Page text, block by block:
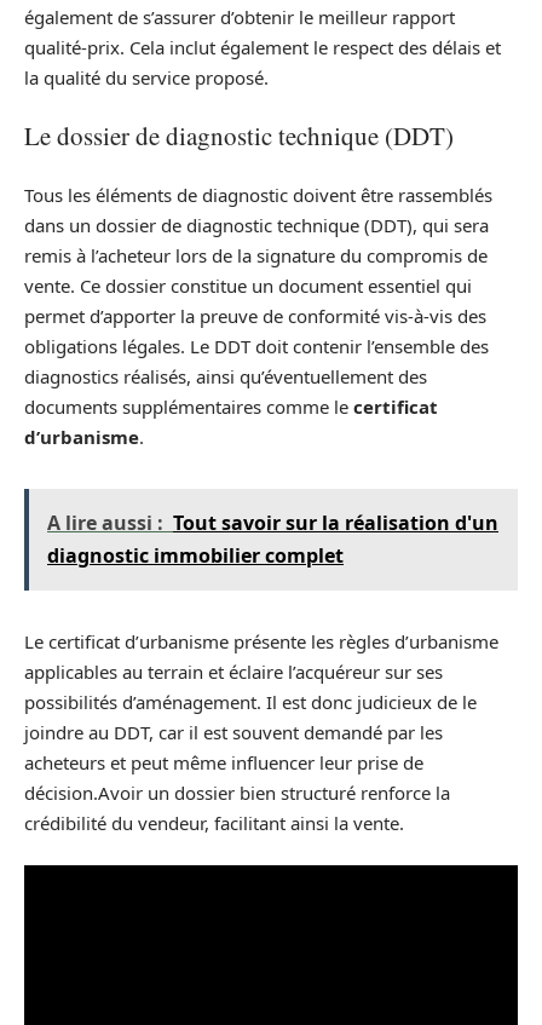
également de s’assurer d’obtenir le meilleur rapport
qualité-prix. Cela inclut également le respect des délais et
la qualité du service proposé.
Le dossier de diagnostic technique (DDT)
Tous les éléments de diagnostic doivent être rassemblés
dans un dossier de diagnostic technique (DDT), qui sera
remis à l’acheteur lors de la signature du compromis de
vente. Ce dossier constitue un document essentiel qui
permet d’apporter la preuve de conformité vis-à-vis des
obligations légales. Le DDT doit contenir l’ensemble des
diagnostics réalisés, ainsi qu’éventuellement des
documents supplémentaires comme le certificat
d’urbanisme.
A lire aussi : Tout savoir sur la réalisation d'un
diagnostic immobilier complet
Le certificat d’urbanisme présente les règles d’urbanisme
applicables au terrain et éclaire l’acquéreur sur ses
possibilités d’aménagement. Il est donc judicieux de le
joindre au DDT, car il est souvent demandé par les
acheteurs et peut même influencer leur prise de
décision.Avoir un dossier bien structuré renforce la
crédibilité du vendeur, facilitant ainsi la vente.